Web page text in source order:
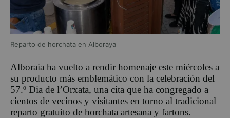
Reparto de horchata en Alboraya
Alboraia ha vuelto a rendir homenaje este miércoles a
su producto más emblemático con la celebración del
57.º Dia de l’Orxata, una cita que ha congregado a
cientos de vecinos y visitantes en torno al tradicional
reparto gratuito de horchata artesana y fartons.